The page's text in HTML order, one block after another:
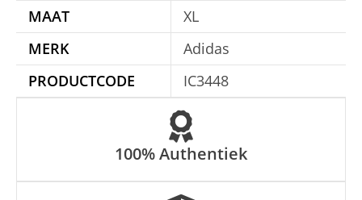
MAAT
XL
MERK
Adidas
PRODUCTCODE
IC3448
100% Authentiek